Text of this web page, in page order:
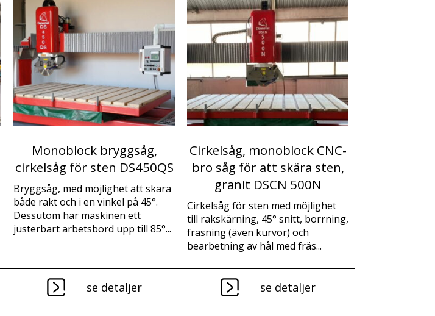
Monoblock bryggsåg,
cirkelsåg för sten DS450QS
Bryggsåg, med möjlighet att skära
både rakt och i en vinkel på 45°.
Dessutom har maskinen ett
justerbart arbetsbord upp till 85°...
se detaljer
Cirkelsåg, monoblock CNC-
bro såg för att skära sten,
granit DSCN 500N
Cirkelsåg för sten med möjlighet
till rakskärning, 45° snitt, borrning,
fräsning (även kurvor) och
bearbetning av hål med fräs...
se detaljer